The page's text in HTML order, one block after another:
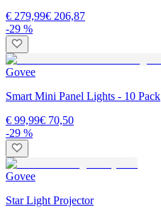
€ 279,99€ 206,87
-29 %
Govee
Smart Mini Panel Lights - 10 Pack
€ 99,99€ 70,50
-29 %
Govee
Star Light Projector